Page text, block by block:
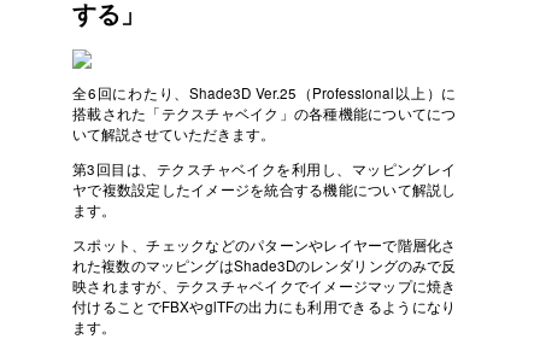
する」
全6回にわたり、Shade3D Ver.25（Professional以上）に
搭載された「テクスチャベイク」の各種機能についてにつ
いて解説させていただきます。
第3回目は、テクスチャベイクを利用し、マッピングレイ
ヤで複数設定したイメージを統合する機能について解説し
ます。
スポット、チェックなどのパターンやレイヤーで階層化さ
れた複数のマッピングはShade3Dのレンダリングのみで反
映されますが、テクスチャベイクでイメージマップに焼き
付けることでFBXやglTFの出力にも利用できるようになり
ます。